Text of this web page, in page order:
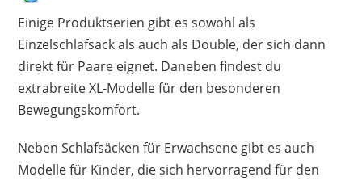
Einige Produktserien gibt es sowohl als
Einzelschlafsack als auch als Double, der sich dann
direkt für Paare eignet. Daneben findest du
extrabreite XL-Modelle für den besonderen
Bewegungskomfort.
Neben Schlafsäcken für Erwachsene gibt es auch
Modelle für Kinder, die sich hervorragend für den